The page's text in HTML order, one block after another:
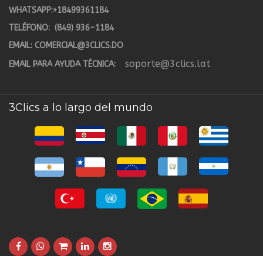
WHATSAPP:+18499361184
TELÉFONO: (849) 936-1184
EMAIL: COMERCIAL@3CLICS.DO
EMAIL PARA AYUDA TÉCNICA:
soporte@3clics.lat
3Clics a lo largo del mundo